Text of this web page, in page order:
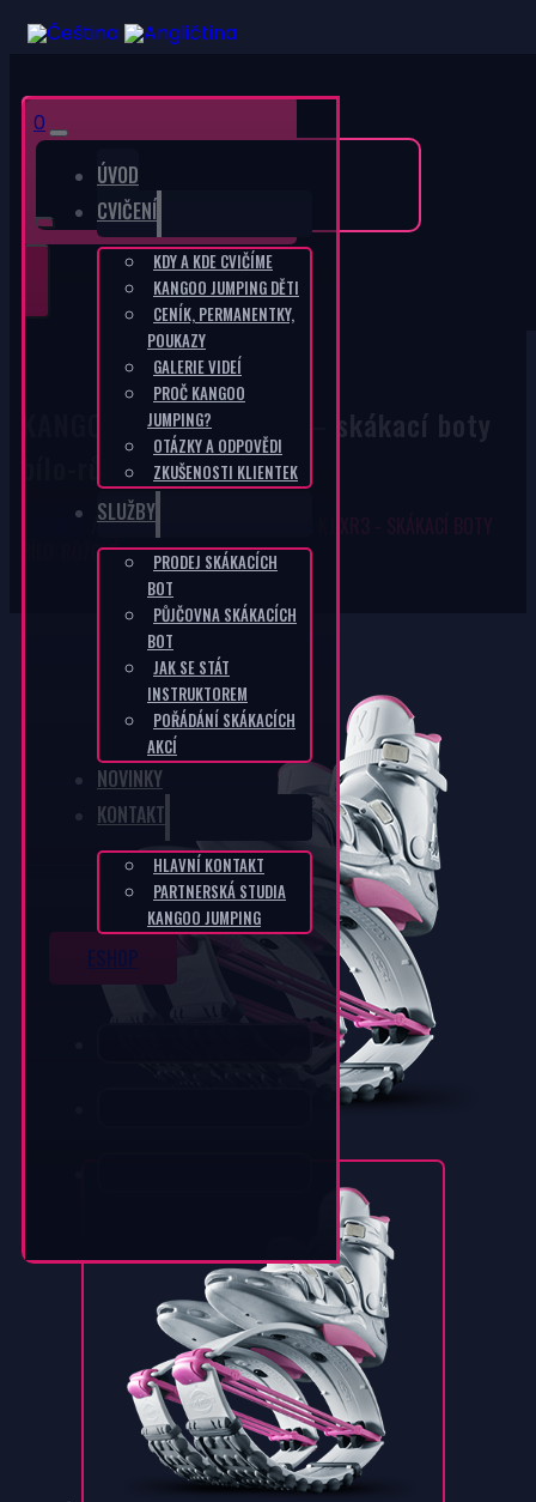
ÚVOD
CVIČENÍ
KDY A KDE CVIČÍME
KANGOO JUMPING DĚTI
CENÍK, PERMANENTKY,
POUKAZY
GALERIE VIDEÍ
PROČ KANGOO
JUMPING?
OTÁZKY A ODPOVĚDI
ZKUŠENOSTI KLIENTEK
SLUŽBY
PRODEJ SKÁKACÍCH
BOT
PŮJČOVNA SKÁKACÍCH
BOT
JAK SE STÁT
INSTRUKTOREM
POŘÁDÁNÍ SKÁKACÍCH
AKCÍ
NOVINKY
KONTAKT
HLAVNÍ KONTAKT
PARTNERSKÁ STUDIA
KANGOO JUMPING
ESHOP
0
KANGOO JUMPS KJ XR3 – skákací boty
bílo-růžové
DOMŮ / E-SHOP
BÍLO-RŮŽOVÉ